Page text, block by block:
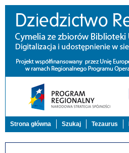
Strona główna Szukaj Tezaurus